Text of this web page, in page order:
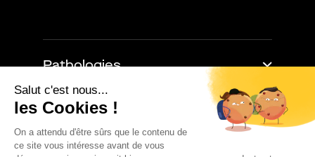
Pathologies
Trouble de l'érection
Retarder l'éjaculation
Baisse de libido
Impuissance masculine
À propos
Comment ça marche